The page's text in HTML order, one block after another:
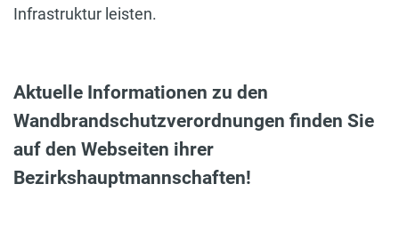
Infrastruktur leisten.
Aktuelle Informationen zu den
Wandbrandschutzverordnungen finden Sie
auf den Webseiten ihrer
Bezirkshauptmannschaften!